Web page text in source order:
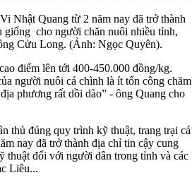
Nhật Quang từ 2 năm nay đã trở thành
giống cho người chăn nuôi nhiều tỉnh,
Cửu Long. (Ảnh: Ngọc Quyên).
điểm lên tới 400-450.000 đồng/kg.
người nuôi cá chình là ít tốn công chăm
phương rất dồi dào” - ông Quang cho
thủ đúng quy trình kỹ thuật, trang trại cá
nay đã trở thành địa chỉ tin cậy cung
thuật đối với người dân trong tỉnh và các
Liêu...